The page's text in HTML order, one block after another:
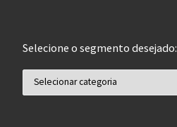
Selecione o segmento desejado: